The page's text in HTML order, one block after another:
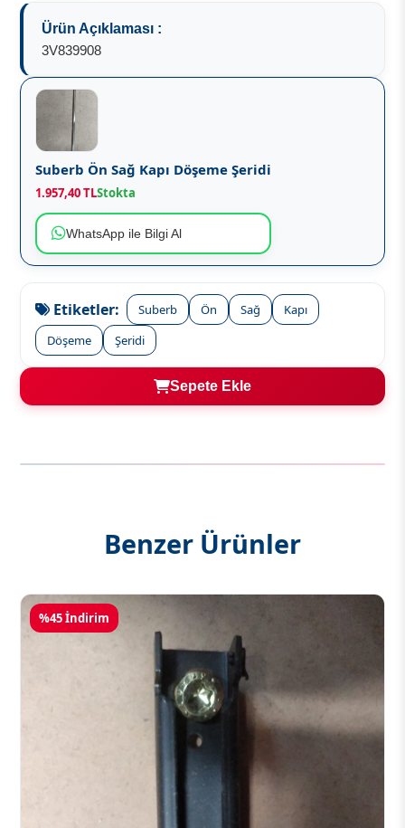
Ürün Açıklaması :
3V839908
Suberb Ön Sağ Kapı Döşeme Şeridi
1.957,40 TLStokta
WhatsApp ile Bilgi Al
Etiketler: Suberb Ön Sağ
Kapı
Döşeme
Şeridi
Sepete Ekle
Benzer Ürünler
%45 İndirim